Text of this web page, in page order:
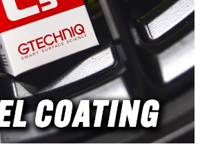
Korrosionsbeständigkeit Exklusive
Acqualine azurro Farbgebung 50cm
Gesamtlänge (20") 15° abgewinkeltes
Endstück für ergonomisches Arbeiten
Wahlweise mit 1/4" AG oder 1/4"
Quick Connect Ideal für MTM Hydro
Pistolen und andere 1/4" Quick
Connect Pistolen Geeignet für Kalt-
und Warmwasser Betriebsdruck bis
280 bar Temperaturbeständig bis
150°C Besonderheiten der EXS28
Acqualine Die EXS28 unterscheidet